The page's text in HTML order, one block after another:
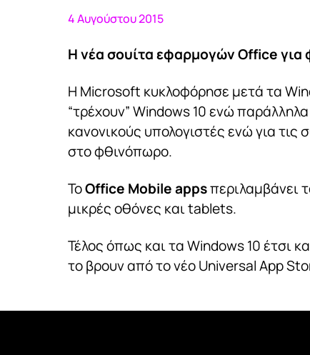
4 Αυγούστου 2015
Η νέα σουίτα εφαρμογών Office για
Η Microsoft κυκλοφόρησε μετά τα
“τρέχουν” Windows 10 ενώ
κανονικούς υπολογιστές ενώ για
στο φθινόπωρο.
ΤοOffice Mobile appsπεριλαμβάνει
μικρές οθόνες και tablets.
Τέλος όπως και τα Windows 10 έτσι
το βρουν από το νέο Universal App